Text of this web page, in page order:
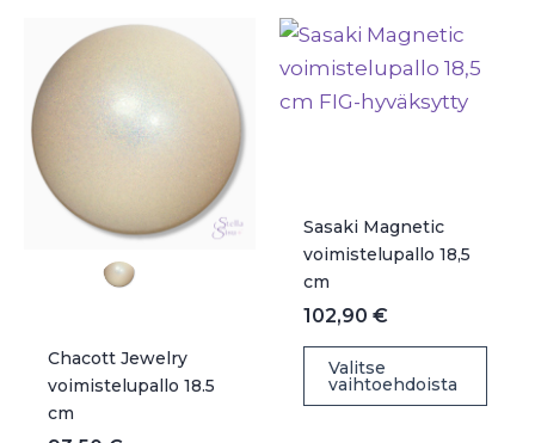
Chacott Jewelry
voimistelupallo 18.5
cm
Sasaki Magnetic
voimistelupallo 18,5
cm
102,90 €
Valitse
vaihtoehdoista
Tällä